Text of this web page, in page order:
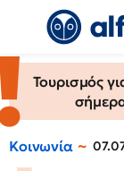
Τουρισμός
Κοινωνία